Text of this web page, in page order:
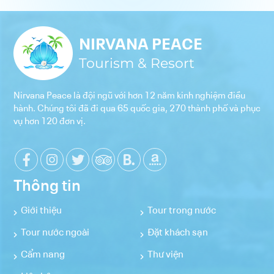
ĐIỀU KHOẢN VÀ CHÍNH SÁCH
NIRVANA PEACE
Tourism & Resort
Nirvana Peace là đội ngũ với hơn 12 năm kinh nghiệm điều
hành. Chúng tôi đã đi qua 65 quốc gia, 270 thành phố và phục
vụ hơn 120 đơn vị.
Thông tin
Giới thiệu Tour trong nước
Tour nước ngoài Đặt khách sạn
Cẩm nang Thư viện